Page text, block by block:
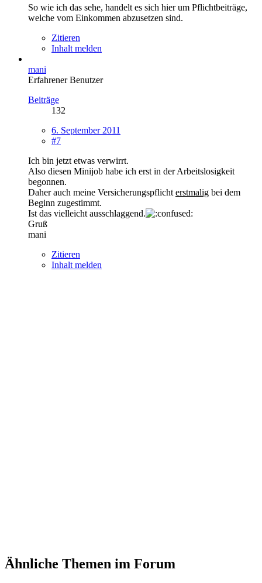
So wie ich das sehe, handelt es sich hier um Pflichtbeiträge,
welche vom Einkommen abzusetzen sind.
Zitieren
Inhalt melden
mani
Erfahrener Benutzer
Beiträge
132
6. September 2011
#7
Ich bin jetzt etwas verwirrt.
Also diesen Minijob habe ich erst in der Arbeitslosigkeit
begonnen.
Daher auch meine Versicherungspflicht erstmalig bei dem
Beginn zugestimmt.
Ist das vielleicht ausschlaggend.
Gruß
mani
Zitieren
Inhalt melden
Ähnliche Themen im Forum